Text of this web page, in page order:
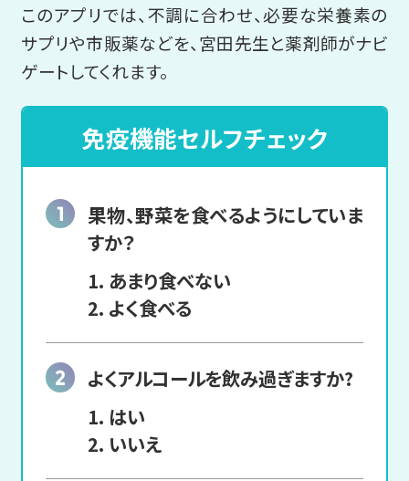
このアプリでは、不調に合わせ、必要な栄養素の
サプリや市販薬などを、宮田先生と薬剤師がナビ
ゲートしてくれます。
免疫機能セルフチェック
果物、野菜を食べるようにしていま
すか？
あまり食べない
よく食べる
よくアルコールを飲み過ぎますか?
はい
いいえ